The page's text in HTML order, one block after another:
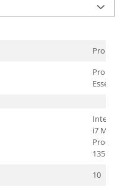
Pro
Pro 15
Essential
Intel®
i7
1355U
10